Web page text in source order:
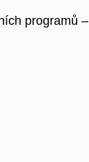
programů –